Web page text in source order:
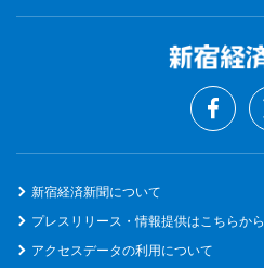
新宿経済新聞について
プレスリリース・情報提供はこちらから
アクセスデータの利用について